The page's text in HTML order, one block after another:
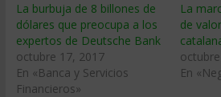
La burbuja de 8 billones de
dólares que preocupa a los
expertos de Deutsche Bank
octubre 17, 2017
En «Banca y Servicios
Financieros»
La
de
En